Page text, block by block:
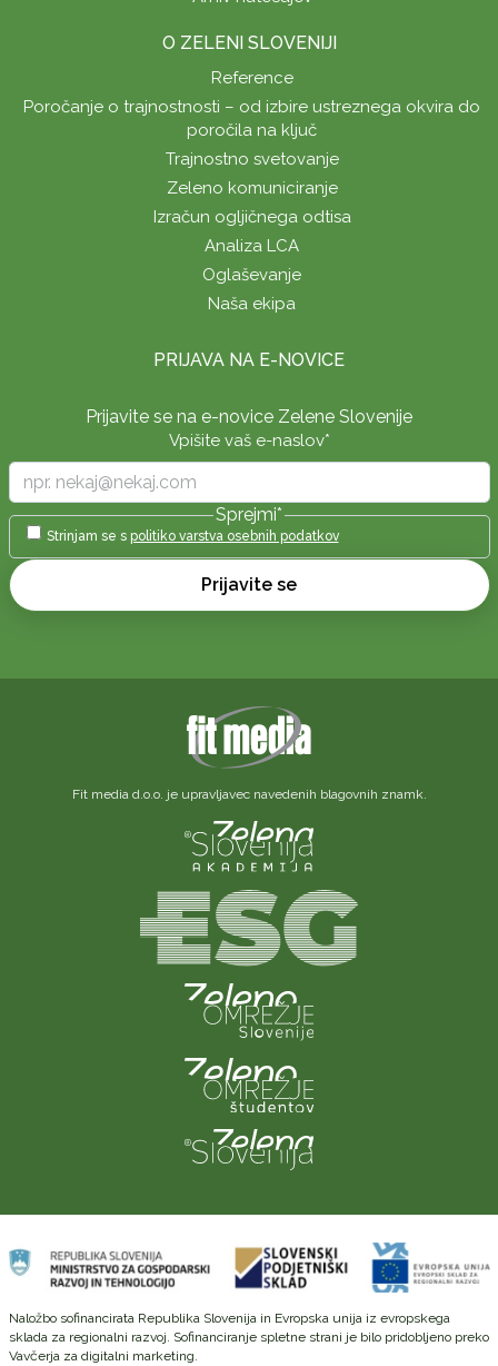
O ZELENI SLOVENIJI
Reference
Poročanje o trajnostnosti – od izbire ustreznega okvira do
poročila na ključ
Trajnostno svetovanje
Zeleno komuniciranje
Izračun ogljičnega odtisa
Analiza LCA
Oglaševanje
Naša ekipa
PRIJAVA NA E-NOVICE
Prijavite se na e-novice Zelene Slovenije
Vpišite vaš e-naslov*
Sprejmi*
Strinjam se s politiko varstva osebnih podatkov
Prijavite se
Fit media d.o.o. je upravljavec navedenih blagovnih znamk.
Naložbo sofinancirata Republika Slovenija in Evropska unija iz evropskega
sklada za regionalni razvoj. Sofinanciranje spletne strani je bilo pridobljeno preko
Vavčerja za digitalni marketing.